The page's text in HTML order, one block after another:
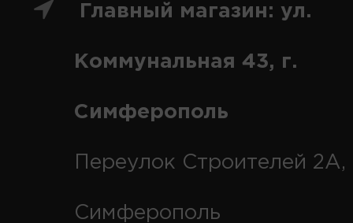
Главный магазин: ул.
Коммунальная 43, г.
Симферополь
Переулок Строителей 2А,
Симферополь